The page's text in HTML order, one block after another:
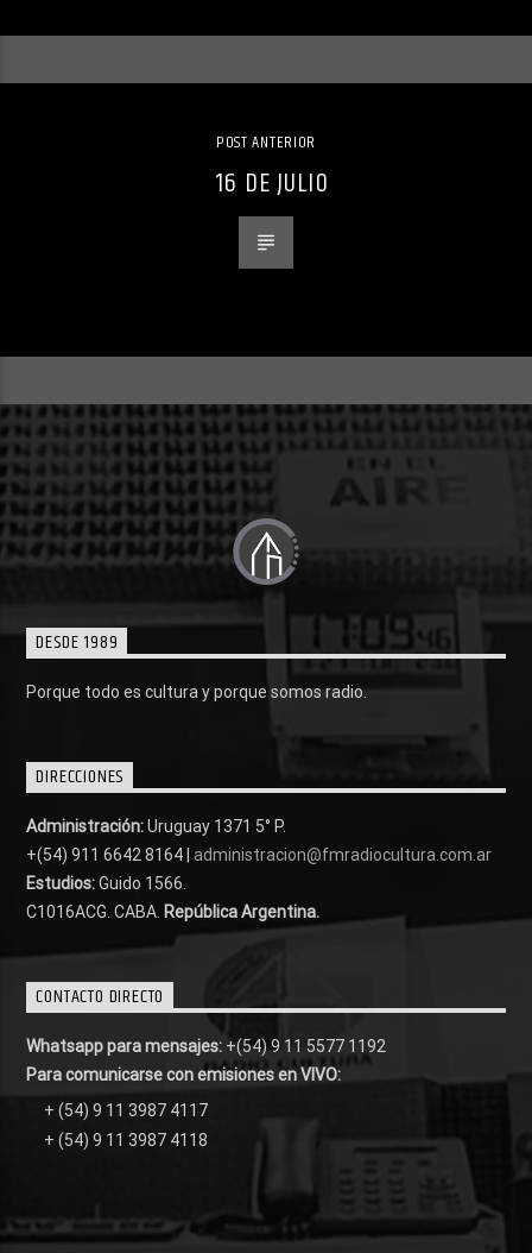
POST ANTERIOR
16 DE JULIO
DESDE 1989
Porque todo es cultura y porque somos radio.
DIRECCIONES
Administración:Uruguay 1371 5° P.
+(54) 911 6642 8164 | administracion@fmradiocultura.com.ar
Estudios:Guido 1566.
C1016ACG . CABA. República Argentina.
CONTACTO DIRECTO
Whatsapp para mensajes: +(54) 9 11 5577 1192
Para comunicarse con emisiones en VIVO:
+ (54) 9 11 3987 4117
+ (54) 9 11 3987 4118